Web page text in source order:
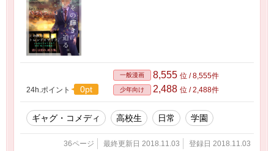
24h.ポイント 0pt
一般漫画 8,555 位 / 8,555件
少年向け 2,488 位 / 2,488件
ギャグ・コメディ 高校生 日常 学園
36ページ 最終更新日 2018.11.03 登録日 2018.11.03